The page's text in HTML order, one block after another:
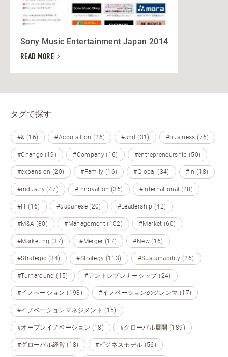
Sony Music Entertainment Japan 2014
READ MORE
タグで探す
#& (16) #Acquisition (26) #and (31) #business (76)
#Change (19) #Company (16) #entrepreneurship (50)
#expansion (20) #Family (16) #Global (34) #in (18)
#industry (47) #innovation (36) #international (28)
#IT (16) #Japanese (20) #Leadership (42)
#M&A (80) #Management (102) #Market (60)
#Marketing (37) #Merger (17) #New (16)
#Strategic (34) #Strategy (113) #Sustainability (26)
#Turnaround (15) #アントレプレナーシップ (24)
#イノベーション (193) #イノベーションのジレンマ (17)
#イノベーションマネジメント (15)
#オープンイノベーション (18) #グローバル展開 (189)
#グローバル経営 (18) #ビジネスモデル (56)